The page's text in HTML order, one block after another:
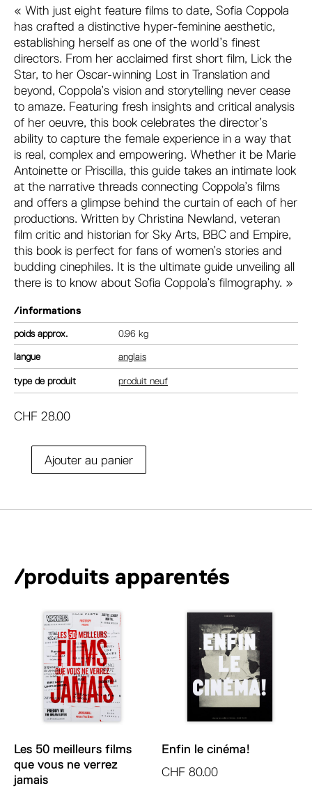
« With just eight feature films to date, Sofia Coppola
has crafted a distinctive hyper-feminine aesthetic,
establishing herself as one of the world’s finest
directors. From her acclaimed first short film, Lick the
Star, to her Oscar-winning Lost in Translation and
beyond, Coppola’s vision and storytelling never cease
to amaze. Featuring fresh insights and critical analysis
of her oeuvre, this book celebrates the director’s
ability to capture the female experience in a way that
is real, complex and empowering. Whether it be Marie
Antoinette or Priscilla, this guide takes an intimate look
at the narrative threads connecting Coppola’s films
and offers a glimpse behind the curtain of each of her
productions. Written by Christina Newland, veteran
film critic and historian for Sky Arts, BBC and Empire,
this book is perfect for fans of women’s stories and
budding cinephiles. It is the ultimate guide unveiling all
there is to know about Sofia Coppola’s filmography. »
/informations
poids 0.96 kg
langue anglais
type de produit produit neuf
CHF 28.00
quantitéAjouter au panier
e
t
/produits apparentés
Les 50 meilleurs films
que vous ne verrez
jamais
Enfin le cinéma!
CHF 80.00